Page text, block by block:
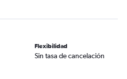
Flexibilidad
Sin tasa de cancelación